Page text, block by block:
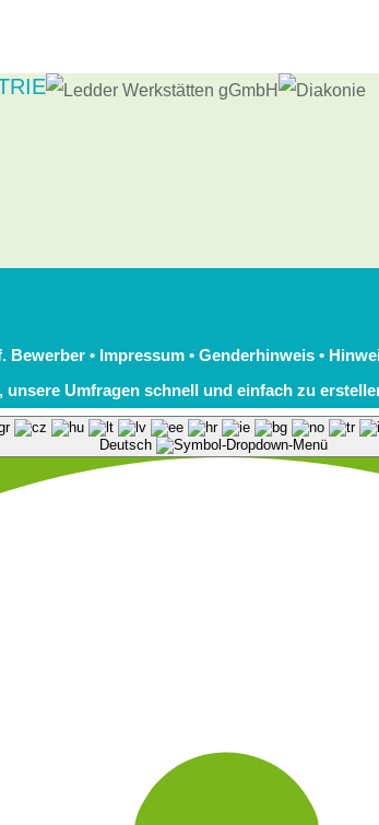
Bewerber • Impressum •Genderhinweis •
unsere Umfragen schnell und einfach zu
Deutsch